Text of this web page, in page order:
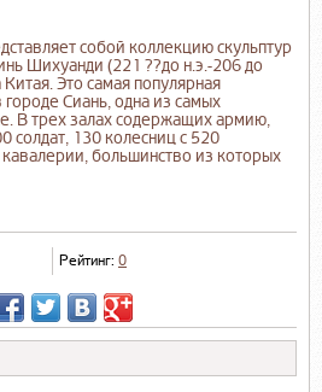
собой коллекцию скульптур
Шихуанди (221 ??до н.э.-206 до
Это самая популярная
Сиань, одна из самых
В трех залах содержащих армию,
солдат, 130 колесниц с 520
большинство из которых
Рейтинг: 0